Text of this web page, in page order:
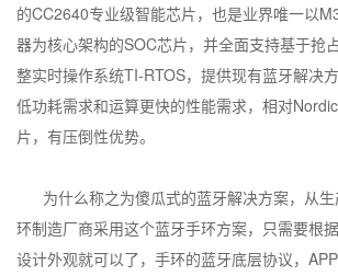
的CC2640专业级智能芯片，也是业界唯一以
器为核心架构的SOC芯片，并全面支持基于抢
整实时操作系统TI-RTOS，提供现有蓝牙解决
低功耗需求和运算更快的性能需求，相对
片，有压倒性优势。
为什么称之为傻瓜式的蓝牙解决方案，从生
环制造厂商采用这个蓝牙手环方案，只需要根
设计外观就可以了，手环的蓝牙底层协议，